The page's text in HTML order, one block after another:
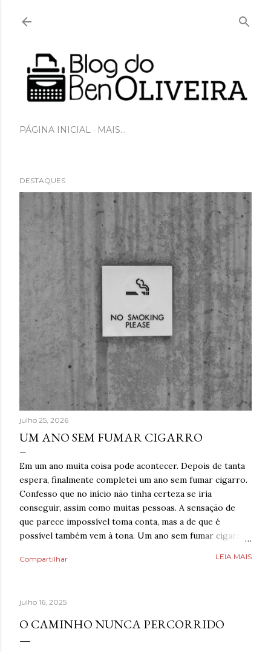
PÁGINA INICIAL MAIS…
DESTAQUES
julho 25, 2026
UM ANO SEM FUMAR CIGARRO
Em um ano muita coisa pode acontecer. Depois de tanta
espera, finalmente completei um ano sem fumar cigarro.
Confesso que no início não tinha certeza se iria
conseguir, assim como muitas pessoas. A sensação de
que parece impossível toma conta, mas a de que é
possível também vem à tona. Um ano sem fumar cigarro.
estava mais interessado no quanto havia ganhado de
ansiedade. Estaria mentindo se dissesse que estava
completamente livre do risco de recaída, ninguém estava,
Compartilhar LEIA MAIS
julho 16, 2025
O CAMINHO NUNCA PERCORRIDO